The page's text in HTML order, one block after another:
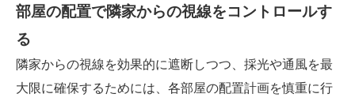
部屋の配置で隣家からの視線をコントロールす
る
隣家からの視線を効果的に遮断しつつ、採光や通風を最
大限に確保するためには、各部屋の配置計画を慎重に行